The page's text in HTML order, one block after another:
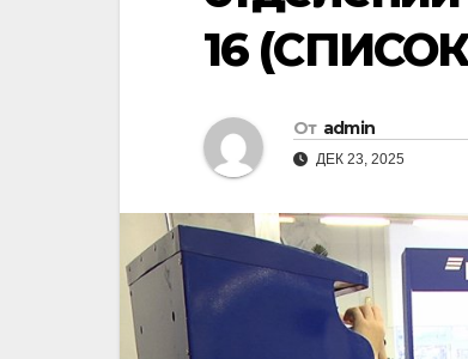
16
От admin
ДЕК 23, 2025